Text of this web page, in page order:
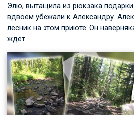
Элю, вытащила из рюкзака подарки
вдвоём убежали к Александру.
лесник на этом приюте. Он
ждёт.